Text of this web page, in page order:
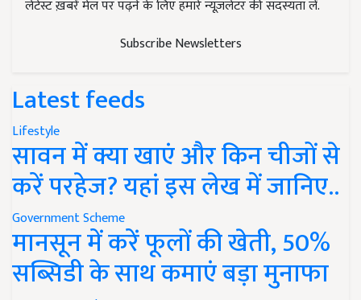
लेटेस्ट ख़बरें मेल पर पढ़ने के लिए हमारे न्यूज़लेटर की सदस्यता लें.
Subscribe Newsletters
Latest feeds
Lifestyle
सावन में क्या खाएं और किन चीजों से
करें परहेज? यहां इस लेख में जानिए..
Government Scheme
मानसून में करें फूलों की खेती, 50%
सब्सिडी के साथ कमाएं बड़ा मुनाफा